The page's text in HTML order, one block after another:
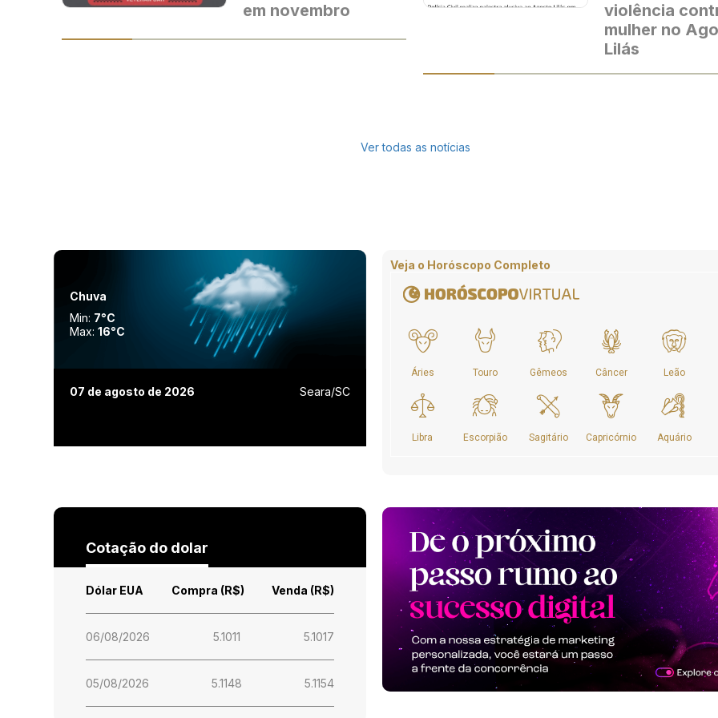
em novembro
violência
mulher no
Lilás
Ver todas as notícias
Chuva
Min: 7°C
Max: 16°C
07 de agosto de 2026 Seara/SC
Veja o Horóscopo Completo
Cotação do dolar
Dólar EUA Compra (R$) Venda (R$)
06/08/2026 5.1011 5.1017
05/08/2026 5.1148 5.1154